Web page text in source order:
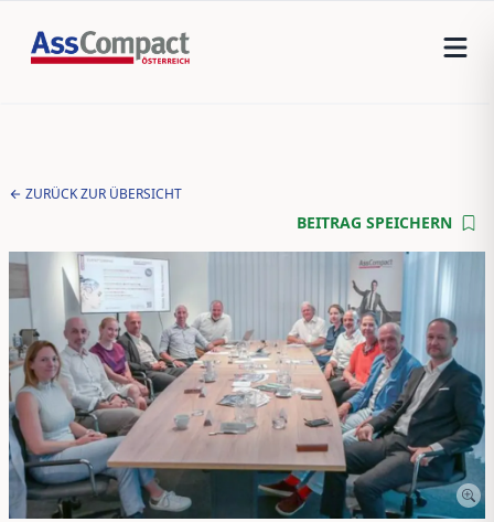
ZURÜCK ZUR ÜBERSICHT
BEITRAG SPEICHERN